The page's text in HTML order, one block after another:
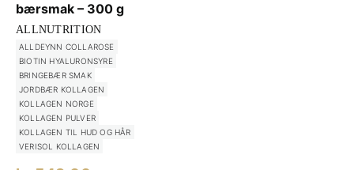
bærsmak – 300 g
ALLNUTRITION
ALLDEYNN COLLAROSE
BIOTIN HYALURONSYRE
BRINGEBÆR SMAK
JORDBÆR KOLLAGEN
KOLLAGEN NORGE
KOLLAGEN PULVER
KOLLAGEN TIL HUD OG HÅR
VERISOL KOLLAGEN